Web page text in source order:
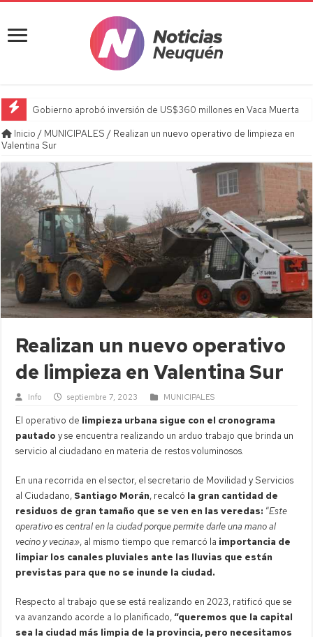
Gobierno aprobó inversión de US$360 millones en Vaca Muerta
Inicio / MUNICIPALES / Realizan un nuevo operativo de limpieza en
Valentina Sur
Realizan un nuevo operativo
de limpieza en Valentina Sur
Info septiembre 7, 2023 MUNICIPALES
El operativo de limpieza urbana sigue con el cronograma
pautado y se encuentra realizando un arduo trabajo que brinda un
servicio al ciudadano en materia de restos voluminosos.
En una recorrida en el sector, el secretario de Movilidad y Servicios
al Ciudadano, Santiago Morán, recalcó la gran cantidad de
residuos de gran tamaño que se ven en las veredas: “Este
operativo es central en la ciudad porque permite darle una mano al
vecino y vecina», al mismo tiempo que remarcó la importancia de
limpiar los canales pluviales ante las lluvias que están
previstas para que no se inunde la ciudad.
Respecto al trabajo que se está realizando en 2023, ratificó que se
va avanzando acorde a lo planificado,“queremos que la capital
sea la ciudad más limpia de la provincia, pero necesitamos